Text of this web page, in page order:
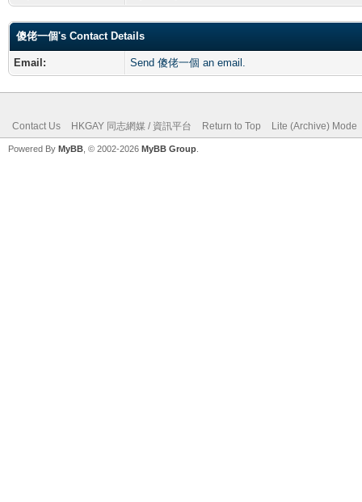
傻佬一個's Contact Details
Email: Send 傻佬一個 an email.
Contact Us HKGAY 同志網媒 / 資訊平台 Return to Top Lite (Archive) Mode
Powered By MyBB , © 2002-2026 MyBB Group